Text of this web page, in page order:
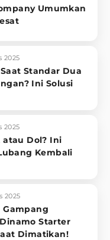
Umumkan
2025
Standar Dua
Ini Solusi
2025
atau Dol? Ini
Kembali
2025
Gampang
Starter
Dimatikan!